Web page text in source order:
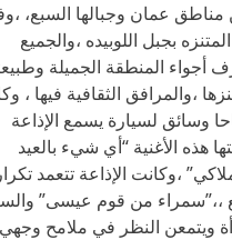
مناطق عمان وجبالها السبع،
بجبل اللوبيده ،والجميع
أجواء المنطقة الجميلة
،والمرافق الثقافية فيها ،
وسائق لسيارة يسمع الإذاعة
هذه الأغنية “أي شيء بالعيد
،وكانت الإذاعة تتعمد تكرار
،،”سمراء من قوم عيسى”
ويتمعن النظر في ملامح وجهي